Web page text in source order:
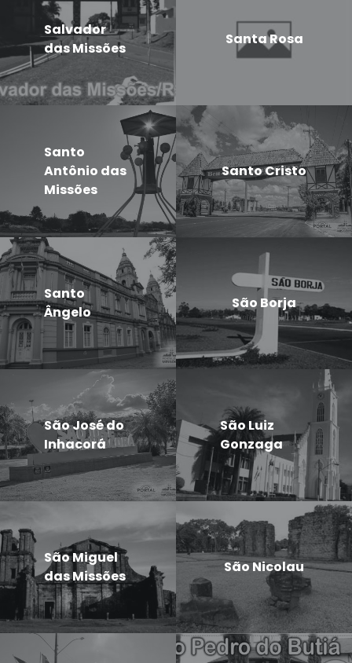
Salvador
das Missões
Santa Rosa
Santo
Antônio das
Missões
Santo Cristo
Santo
Ângelo
São Borja
São José do
Inhacorá
São Luiz
Gonzaga
São Miguel
das Missões
São Nicolau